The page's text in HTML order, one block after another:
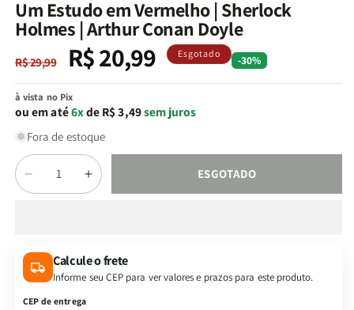
janela
modal
Um Estudo em Vermelho | Sherlock
Holmes | Arthur Conan Doyle
Preço
normal
R$ 29,99
Preço
promocional
R$ 20,99 Esgotado -30%
à vista no Pix
ou em até6xde R$ 3,49sem juros
Fora de estoque
Quantidade
Diminuir
a
Estudo
em
Vermelho
Aumentar
a
Estudo
em
ESGOTADO
Calcule o frete
Informe seu CEP para ver valores e prazos para este produto.
CEP de entrega